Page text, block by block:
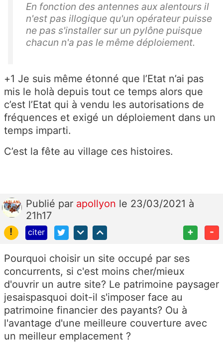
En fonction des antennes aux alentours il
n'est pas illogique qu'un opérateur puisse
ne pas s'installer sur un pylône puisque
chacun n'a pas le même déploiement.
+1 Je suis même étonné que l’Etat n’ai pas
mis le holà depuis tout ce temps alors que
c’est l’Etat qui à vendu les autorisations de
fréquences et exigé un déploiement dans un
temps imparti.
C’est la fête au village ces histoires.
Publié par apollyon le 23/03/2021 à
21h17
!
citer + -
Pourquoi choisir un site occupé par ses
concurrents, si c'est moins cher/mieux
d'ouvrir un autre site? Le patrimoine paysager
jesaispasquoi doit-il s'imposer face au
patrimoine financier des payants? Ou à
l'avantage d'une meilleure couverture avec
un meilleur emplacement ?